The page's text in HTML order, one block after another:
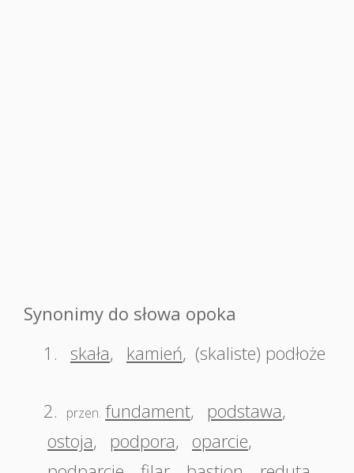
Synonimy do słowa opoka
1.
skała, kamień, (skaliste) podłoże
2. przen. fundament, podstawa,
ostoja, podpora, oparcie,